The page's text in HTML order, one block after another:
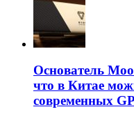
Основатель
что в Китае
современных